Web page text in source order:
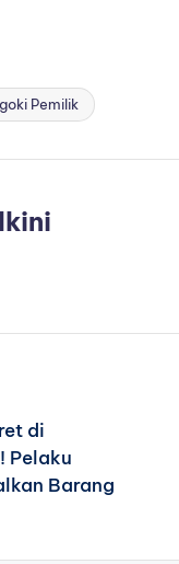
Pemilik
di
Pelaku
Barang